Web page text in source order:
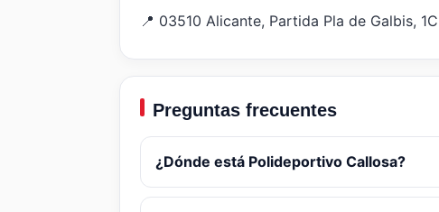
📍 03510 Alicante, Partida Pla de Galbis, 1C
Preguntas frecuentes
¿Dónde está Polideportivo Callosa?